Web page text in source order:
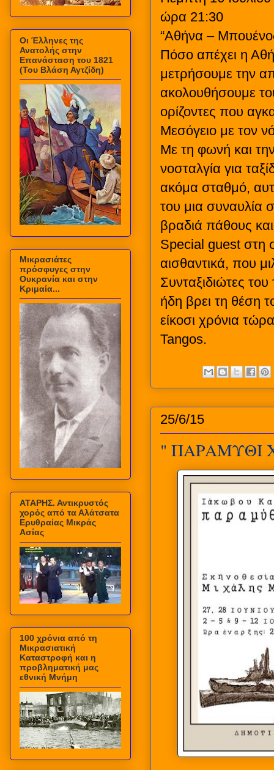
ώρα 21:30
“Αθήνα –
Πόσο απέχει η
μετρήσουμε την
ακολουθήσουμε
ορίζοντες που
Μεσόγειο με τον
Με τη φωνή και την
νοσταλγία για
ακόμα σταθμό,
του μια συναυλία
βραδιά πάθους
Special guest στη
αισθαντικά, που
Συνταξιδιώτες
ήδη βρει τη θέση
είκοσι χρόνια
Tangos.
25/6/15
" ΠΑΡΑΜΥΘΙ
Οι Έλληνες της
Ανατολής στην
Επανάσταση του 1821
(Του Βλάση Αγτζίδη)
Μικρασιάτες
πρόσφυγες στην
Ουκρανία και στην
Κριμαία...
ΑΤΑΡΗΣ. Αντικρυστός
χορός από τα Αλάτσατα
Ερυθραίας Μικράς
Ασίας
100 χρόνια από τη
Μικρασιατική
Καταστροφή και η
προβληματική μας
εθνική Μνήμη